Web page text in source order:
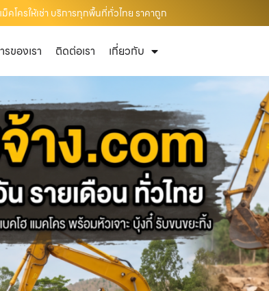
คโครให้เช่า บริการทุกพื้นที่ทั่วไทย ราคาถูก
ของเรา ติดต่อเรา เกี่ยวกับ